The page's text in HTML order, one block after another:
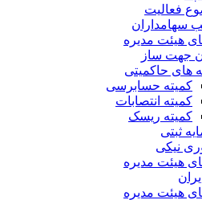
فعالیت
سهامداران
هیئت مدیره
جهت ساز
های حاکمیتی
کمیته حسابرسی
کمیته انتصابات
کمیته ریسک
ثبتی
نیکی
هیئت مدیره
هیئت مدیره